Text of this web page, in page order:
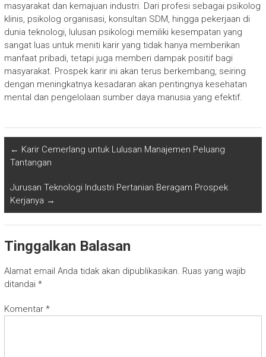
masyarakat dan kemajuan industri. Dari profesi sebagai psikolog
klinis, psikolog organisasi, konsultan SDM, hingga pekerjaan di
dunia teknologi, lulusan psikologi memiliki kesempatan yang
sangat luas untuk meniti karir yang tidak hanya memberikan
manfaat pribadi, tetapi juga memberi dampak positif bagi
masyarakat. Prospek karir ini akan terus berkembang, seiring
dengan meningkatnya kesadaran akan pentingnya kesehatan
mental dan pengelolaan sumber daya manusia yang efektif.
← Karir Cemerlang untuk Lulusan Manajemen Peluang
Tantangan
Jurusan Teknologi Industri Pertanian Beragam Prospek
Kerjanya →
Tinggalkan Balasan
Alamat email Anda tidak akan dipublikasikan. Ruas yang wajib
ditandai *
Komentar *